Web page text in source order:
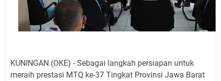
Dokumen SPMI
Sudahkah Kita Merdeka Dari Hawa Nafsu?
KUNINGAN (OKE) - Sebagai langkah persiapan untuk
meraih prestasi MTQ ke-37 Tingkat Provinsi Jawa Barat